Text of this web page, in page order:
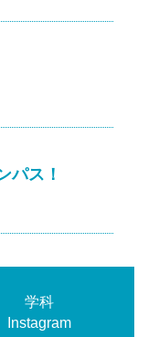
パス！
学科
Instagram